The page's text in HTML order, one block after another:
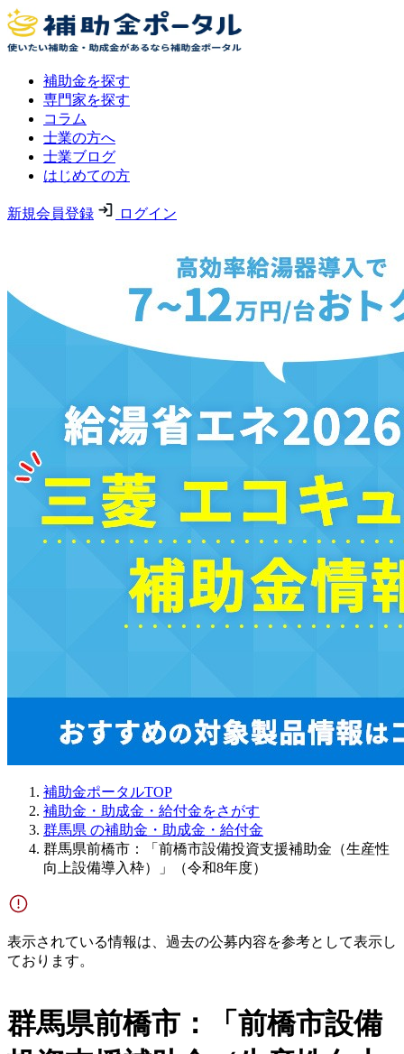
補助金を探す
専門家を探す
コラム
士業の方へ
士業ブログ
はじめての方
新規会員登録 ログイン
補助金ポータルTOP
補助金・助成金・給付金をさがす
群馬県 の補助金・助成金・給付金
群馬県前橋市：「前橋市設備投資支援補助金（生産性
向上設備導入枠）」（令和8年度）
表示されている情報は、過去の公募内容を参考として表示し
ております。
群馬県前橋市：「前橋市設備